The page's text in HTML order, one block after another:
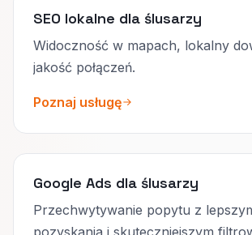
SEO lokalne dla ślusarzy
Widoczność w mapach, lokalny
jakość połączeń.
Poznaj usługę
Google Ads dla ślusarzy
Przechwytywanie popytu z
pozyskania i skuteczniejszym